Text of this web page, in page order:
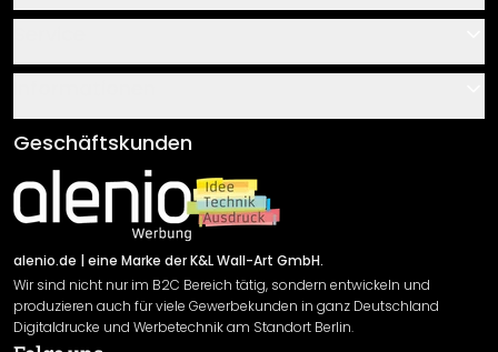
Über uns
Klebe- und Montageanleitungen
Newsletter An-/Abmeldung
Sendungsverfolgung
AGB
Impressum
Versand & Zahlung
Rücksendung
Widerrufsrecht
Datenschutzerklärung
Geschäftskunden
alenio.de | eine Marke der K&L Wall-Art GmbH.
Wir sind nicht nur im B2C Bereich tätig, sondern entwickeln und
produzieren auch für viele Gewerbekunden in ganz Deutschland
Digitaldrucke und Werbetechnik am Standort Berlin.